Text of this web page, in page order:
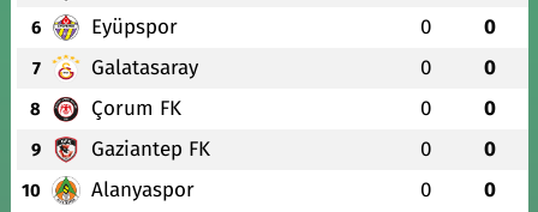
6 Eyüpspor 0 0
7 Galatasaray 0 0
8 Çorum FK 0 0
9 Gaziantep FK 0 0
10 Alanyaspor 0 0